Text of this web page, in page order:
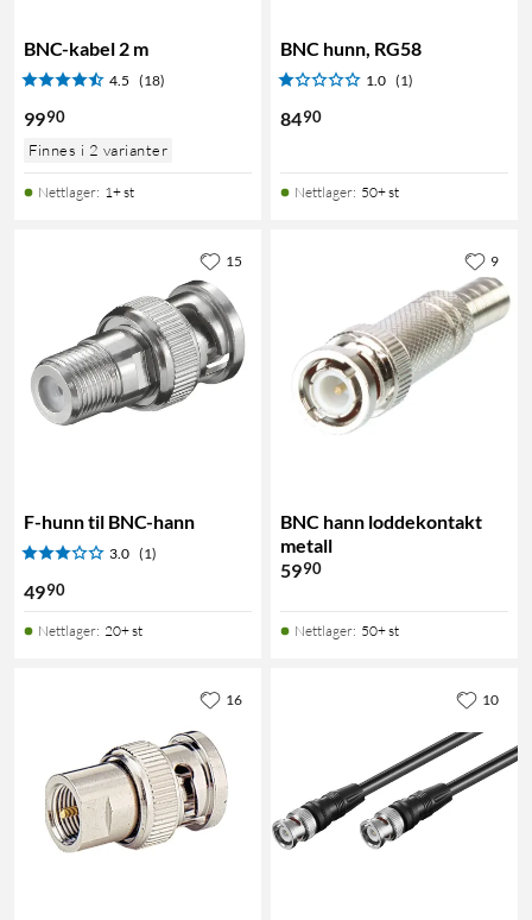
BNC-kabel 2 m
4.5 (18)
9990
Finnes i 2 varianter
Nettlager: 1+ st
BNC hunn, RG58
1.0 (1)
8490
Nettlager: 50+ st
F-hunn til BNC-hann
3.0 (1)
4990
Nettlager: 20+ st
15
BNC hann loddekontakt
metall
5990
Nettlager: 50+ st
9
16 10